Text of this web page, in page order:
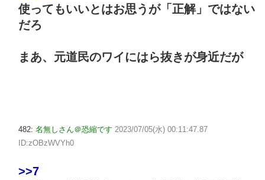
使ってもいいとはお思うが「正解」ではない
だろ
まあ、元道民のワイにはら抜きが身近だが
482: 名無しさん＠恐縮です 2023/07/05(水) 00:11:47.87
ID:zOBzWVYh0
>>7